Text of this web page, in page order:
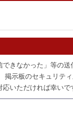
できなかった」等の
掲示板のセキュリテ
いただければ幸い